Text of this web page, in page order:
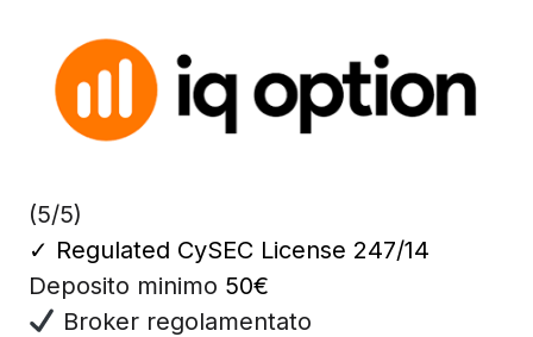
(5/5)
✓ Regulated CySEC License 247/14
Deposito minimo 50€
Broker regolamentato